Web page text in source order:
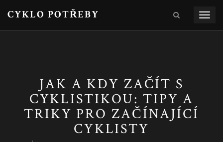
CYKLO POTŘEBY
JAK A KDY ZAČÍT S
CYKLISTIKOU: TIPY A
TRIKY PRO ZAČÍNAJÍCÍ
CYKLISTY